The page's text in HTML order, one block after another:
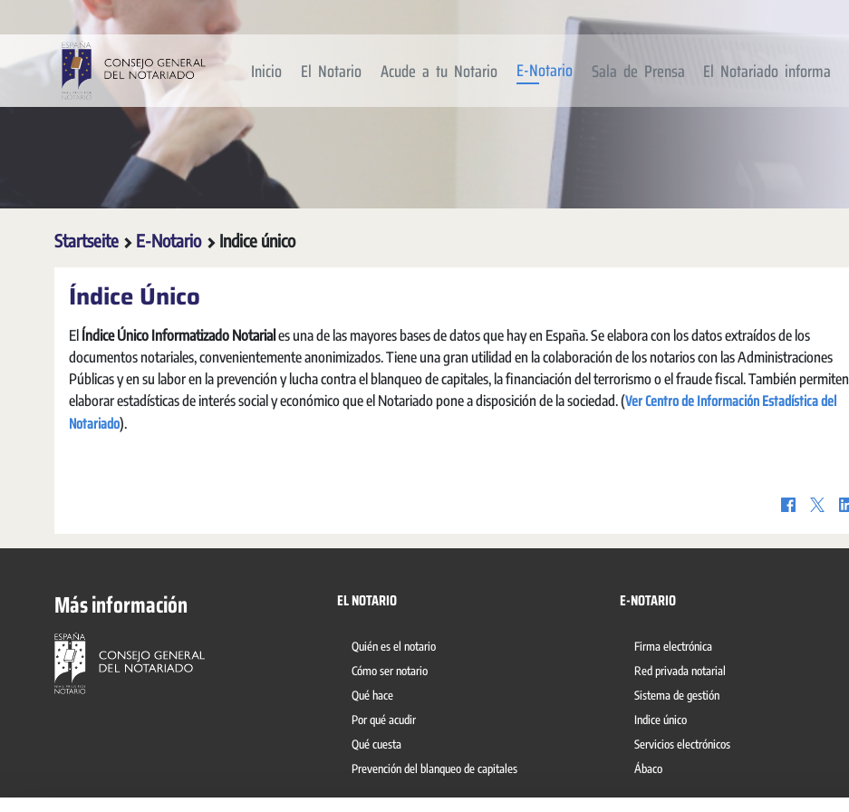
Zum Hauptinhalt springen
Inicio El Notario Acude a tu Notario E-Notario Sala de Prensa El Notariado informa
Startseite E-Notario Indice único
Índice Único
El Índice Único Informatizado Notarial es una de las mayores bases de datos que hay en España. Se elabora con los datos extraídos de los
documentos notariales, convenientemente anonimizados. Tiene una gran utilidad en la colaboración de los notarios con las Administraciones
Públicas y en su labor en la prevención y lucha contra el blanqueo de capitales, la financiación del terrorismo o el fraude fiscal. También permiten
elaborar estadísticas de interés social y económico que el Notariado pone a disposición de la sociedad. (Ver Centro de Información Estadística del
Notariado).
Más información EL NOTARIO
Quién es el notario
Cómo ser notario
Qué hace
Por qué acudir
Qué cuesta
Prevención del blanqueo de capitales
E-NOTARIO
Firma electrónica
Red privada notarial
Sistema de gestión
Indice único
Servicios electrónicos
Ábaco